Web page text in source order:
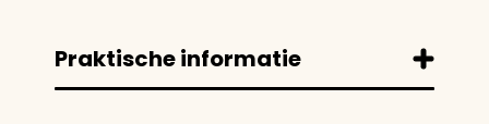
Praktische informatie